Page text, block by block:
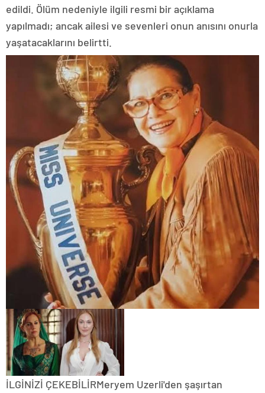
edildi. Ölüm nedeniyle ilgili resmi bir açıklama
yapılmadı; ancak ailesi ve sevenleri onun anısını onurla
yaşatacaklarını belirtti.
İLGİNİZİ ÇEKEBİLİRMeryem Uzerli'den şaşırtan